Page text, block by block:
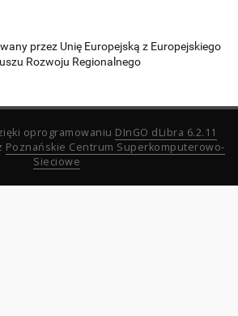
przez Unię Europejską z Europejskiego
Rozwoju Regionalnego
oprogramowaniu DInGO dLibra 6.2.11
Poznańskie Centrum Superkomputerowo-
Sieciowe